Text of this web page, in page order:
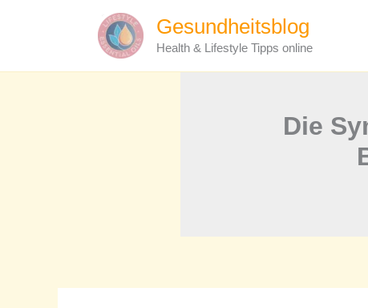
Gesundheitsblog
Health & Lifestyle Tipps online
Die